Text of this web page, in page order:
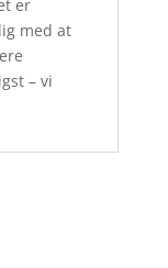
er
med at
– vi